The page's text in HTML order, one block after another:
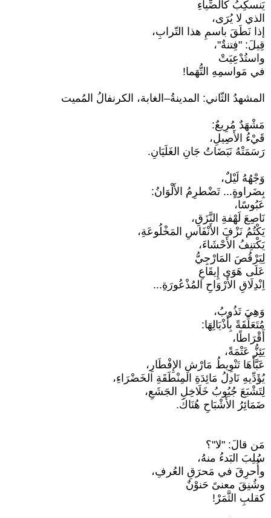
يَنسكِبُ كالضِّياءِ
الذي لا يُرَى،
إذا نَطَقَ باسمِ هذا التّرابِ،
قِيلَ: "فِتنةٌ"،
واستُدْعِيَتْ
في مَواسمِهِ التُّهَما!
المشهدُ الثّاني: المدينةُ–الغابة، الكرنفالُ المُميت
مَشْهَدٌ مُرِيعٌ:
قَيْءُ الأَصِيلِ،
رَسَمَتْهُ نَبَضَاتُ جَانِ الغَلَيَانِ.
وَجْهُهُ لَيْلٌ،
بِضَراوةٍ... تَضْطرِمُ الأَلْوَانُ:
عَبُوسًا،
نَاصِعَ لَهْفةِ النَّزَقِ،
يَكْتُمُ نَزْفَ الأَنْفَاسِ المَخْلُوعَةِ،
يَكْتنِفُ الأَحْشَاءَ،
لِيَرْقُصَ المَارْجِيُّ
عَلَى هَوَى إِيقَاعِ
اِنْدِلَاقِ الأَرْوَاحِ المُذْعُورَةِ...
وَهِيَ تَذُوبُ،
مُتَعَلِّقَةً بِأَذْيَالِهَا:
أَقْرَاطًا،
يَئِزُّ عَتْمَةً،
عَبَّأَهَا تَنْوِيطُ مَارْشِ الإِفْطَارِ،
يُؤَدِّيهِ نَادِلُ مَائِدَةِ المِنْطَقَةِ الخَضْرَاءِ،
لِتَشْبَعَ جُيُوبُ خَلَاخِلِ الجَشَعِ،
ضَمَائِرُ الأَشْبَاحِ هُنَاكَ.
مَن قالَ: "لا"؟
سُلِبَ البَدءُ منهُ،
وأُحرِقَ في مَحرَقِ العُرفِ،
وشُنِقَ معنىً حَنوْنٌ
كقلبِ الثَّمَرْ!